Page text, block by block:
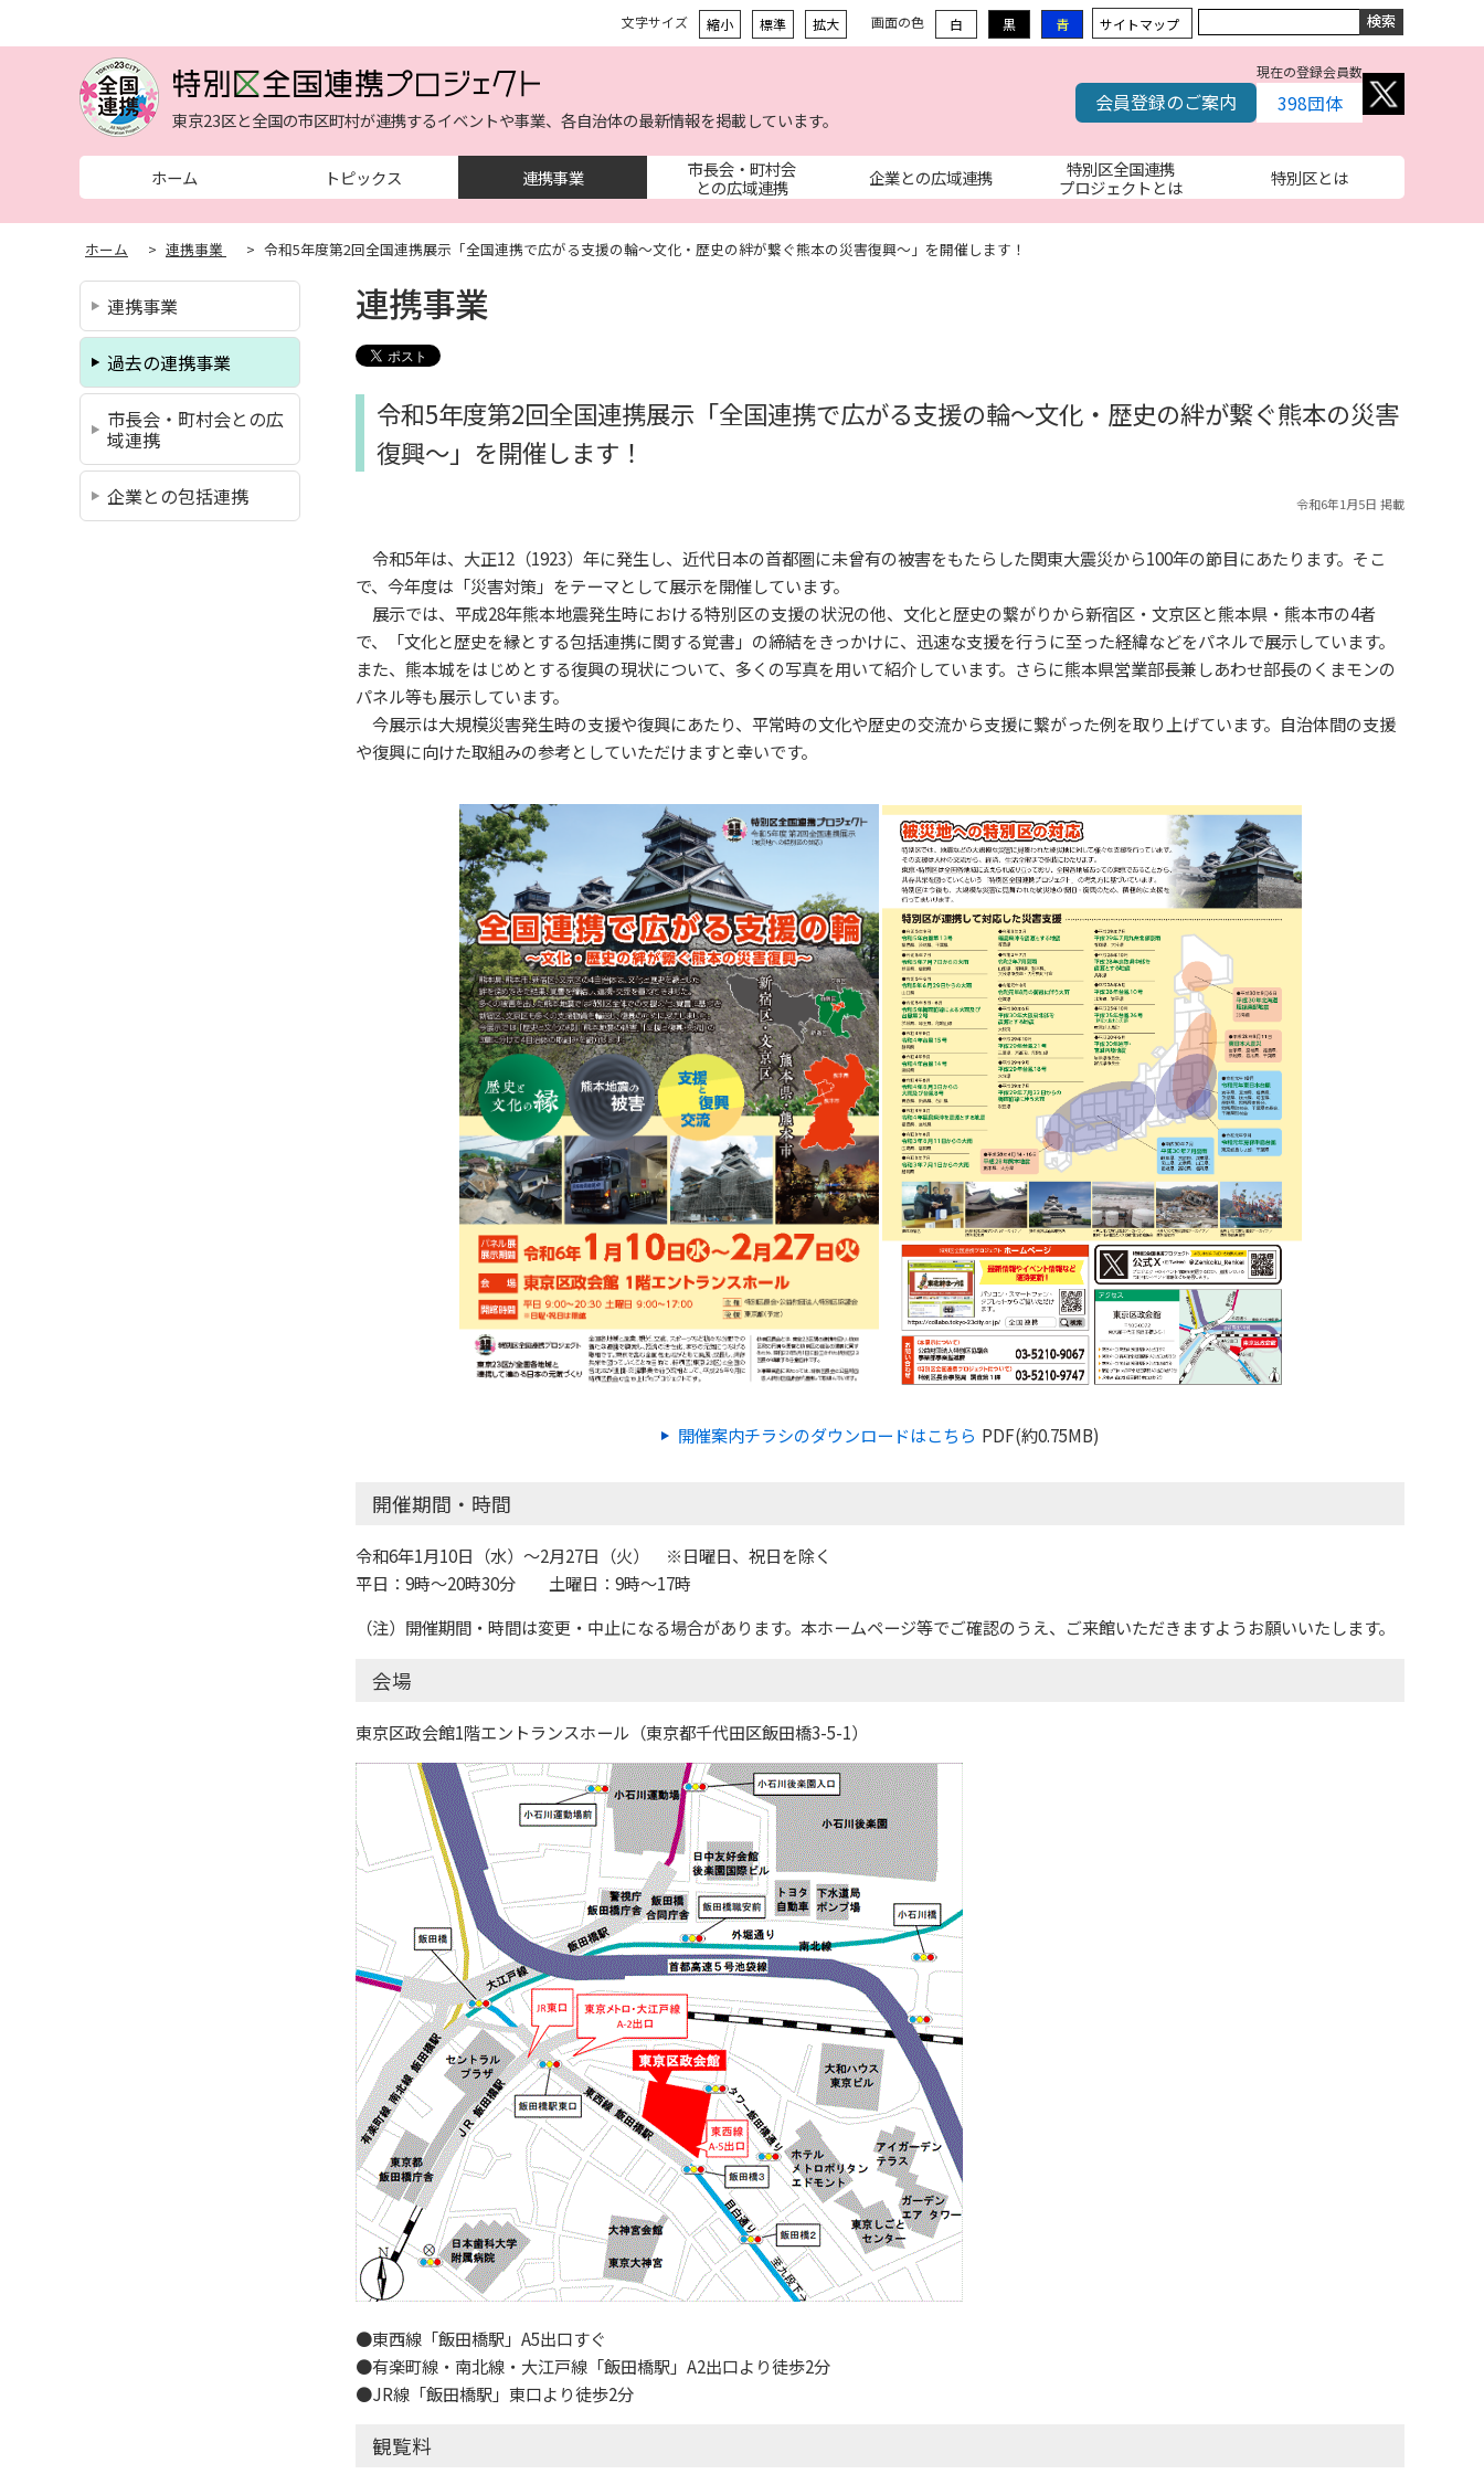
文字サイズ 縮小 標準 拡大 画面の色 白 黒 青 サイトマップ
東京23区と全国の市区町村が連携するイベントや事業、各自治体の最新情報を掲載しています。
会員登録のご案内
現在の登録会員数
398団体
ホーム トピックス 連携事業
市長会・町村会
との広域連携
企業との広域連携
特別区全国連携
プロジェクトとは
特別区とは
ホーム > 連携事業 > 令和5年度第2回全国連携展示「全国連携で広がる支援の輪～文化・歴史の絆が繋ぐ熊本の災害復興～」を開催します！
連携事業
令和5年度第2回全国連携展示「全国連携で広がる支援の輪～文化・歴史の絆が繋ぐ熊本の災害
復興～」を開催します！
令和6年1月5日 掲載
令和5年は、大正12（1923）年に発生し、近代日本の首都圏に未曾有の被害をもたらした関東大震災から100年の節目にあたります。そこ
で、今年度は「災害対策」をテーマとして展示を開催しています。
展示では、平成28年熊本地震発生時における特別区の支援の状況の他、文化と歴史の繋がりから新宿区・文京区と熊本県・熊本市の4者
で、「文化と歴史を縁とする包括連携に関する覚書」の締結をきっかけに、迅速な支援を行うに至った経緯などをパネルで展示しています。
また、熊本城をはじめとする復興の現状について、多くの写真を用いて紹介しています。さらに熊本県営業部長兼しあわせ部長のくまモンの
パネル等も展示しています。
今展示は大規模災害発生時の支援や復興にあたり、平常時の文化や歴史の交流から支援に繋がった例を取り上げています。自治体間の支援
や復興に向けた取組みの参考としていただけますと幸いです。
開催案内チラシのダウンロードはこちら PDF(約0.75MB)
開催期間・時間
令和6年1月10日（水）～2月27日（火） ※日曜日、祝日を除く
平日：9時～20時30分 土曜日：9時～17時
（注）開催期間・時間は変更・中止になる場合があります。本ホームページ等でご確認のうえ、ご来館いただきますようお願いいたします。
会場
東京区政会館1階エントランスホール（東京都千代田区飯田橋3-5-1）
●東西線「飯田橋駅」A5出口すぐ
●有楽町線・南北線・大江戸線「飯田橋駅」A2出口より徒歩2分
●JR線「飯田橋駅」東口より徒歩2分
観覧料
連携事業
過去の連携事業
市長会・町村会との広
域連携
企業との包括連携